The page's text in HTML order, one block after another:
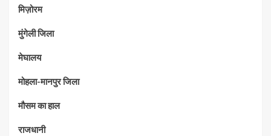
मिज़ोरम
मुंगेली जिला
मेघालय
मोहला-मानपुर जिला
मौसम का हाल
राजधानी